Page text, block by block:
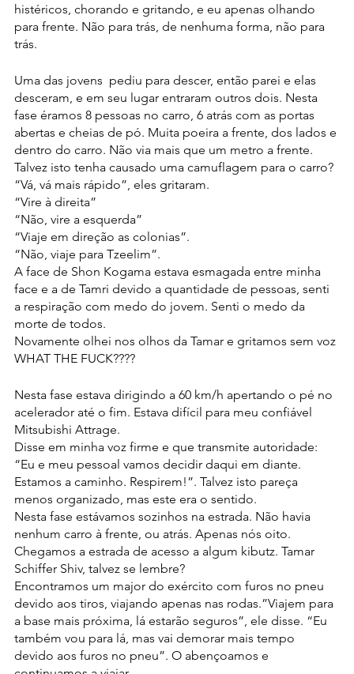
histéricos, chorando e gritando, e eu apenas olhando
para frente. Não para trás, de nenhuma forma, não para
trás.
Uma das jovens  pediu para descer, então parei e elas
desceram, e em seu lugar entraram outros dois. Nesta
fase éramos 8 pessoas no carro, 6 atrás com as portas
abertas e cheias de pó. Muita poeira a frente, dos lados e
dentro do carro. Não via mais que um metro a frente.
Talvez isto tenha causado uma camuflagem para o carro?
“Vá, vá mais rápido”, eles gritaram.
“Vire à direita”
“Não, vire a esquerda”
“Viaje em direção as colonias”.
“Não, viaje para Tzeelim”.
A face de Shon Kogama estava esmagada entre minha
face e a de Tamri devido a quantidade de pessoas, senti
a respiração com medo do jovem. Senti o medo da
morte de todos.
Novamente olhei nos olhos da Tamar e gritamos sem voz
WHAT THE FUCK????
Nesta fase estava dirigindo a 60 km/h apertando o pé no
acelerador até o fim. Estava difícil para meu confiável
Mitsubishi Attrage.
Disse em minha voz firme e que transmite autoridade:
“Eu e meu pessoal vamos decidir daqui em diante.
Estamos a caminho. Respirem!”. Talvez isto pareça
menos organizado, mas este era o sentido.
Nesta fase estávamos sozinhos na estrada. Não havia
nenhum carro à frente, ou atrás. Apenas nós oito.
Chegamos a estrada de acesso a algum kibutz. Tamar
Schiffer Shiv, talvez se lembre?
Encontramos um major do exército com furos no pneu
devido aos tiros, viajando apenas nas rodas.”Viajem para
a base mais próxima, lá estarão seguros”, ele disse. “Eu
também vou para lá, mas vai demorar mais tempo
devido aos furos no pneu”. O abençoamos e